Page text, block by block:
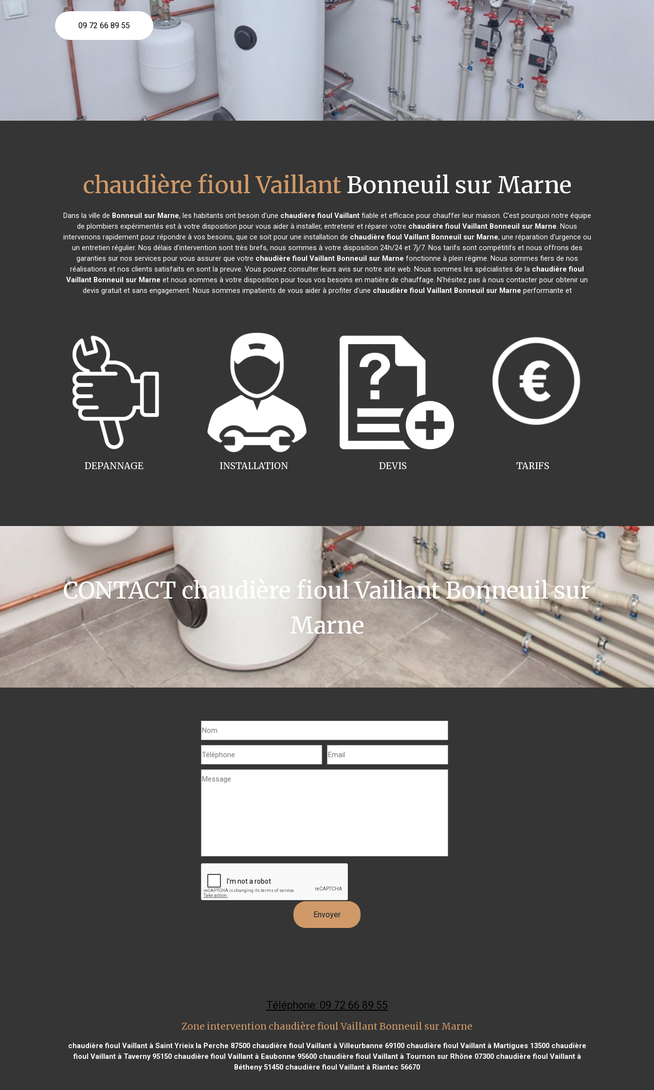
09 72 66 89 55
chaudière fioul VaillantBonneuil sur Marne
Dans la ville de Bonneuil sur Marne, les habitants ont besoin d'une chaudière fioul Vaillantfiable et efficace pour chauffer leur maison. C'est pourquoi notre équipe
de plombiers expérimentés est à votre disposition pour vous aider à installer, entretenir et réparer votre chaudière fioul Vaillant Bonneuil sur Marne. Nous
intervenons rapidement pour répondre à vos besoins, que ce soit pour une installation de chaudière fioul Vaillant Bonneuil sur Marne, une réparation d'urgence ou
un entretien régulier. Nos délais d'intervention sont très brefs, nous sommes à votre disposition 24h/24 et 7j/7. Nos tarifs sont compétitifs et nous offrons des
garanties sur nos services pour vous assurer que votre chaudière fioul Vaillant Bonneuil sur Marne fonctionne à plein régime. Nous sommes fiers de nos
réalisations et nos clients satisfaits en sont la preuve. Vous pouvez consulter leurs avis sur notre site web. Nous sommes les spécialistes de la chaudière fioul
Vaillant Bonneuil sur Marne et nous sommes à votre disposition pour tous vos besoins en matière de chauffage. N'hésitez pas à nous contacter pour obtenir un
devis gratuit et sans engagement. Nous sommes impatients de vous aider à profiter d'une chaudière fioul Vaillant Bonneuil sur Marne performante et
INSTALLATION
DEPANNAGE TARIFS
DEVIS
CONTACT chaudière fioul Vaillant Bonneuil sur
Marne
Téléphone: 09 72 66 89 55
Zone intervention chaudière fioul Vaillant Bonneuil sur Marne
chaudière fioul Vaillant à Saint Yrieix la Perche 87500chaudière fioul Vaillant à Villeurbanne 69100chaudière fioul Vaillant à Martigues 13500chaudière
fioul Vaillant à Taverny 95150chaudière fioul Vaillant à Eaubonne 95600chaudière fioul Vaillant à Tournon sur Rhône 07300chaudière fioul Vaillant à
Bétheny 51450 chaudière fioul Vaillant à Riantec 56670